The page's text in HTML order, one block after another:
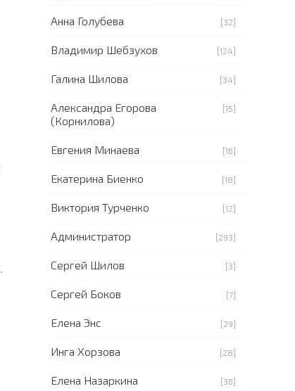
Анна Голубева [32]
Владимир Шебзухов [124]
Галина Шилова [34]
Александра Егорова
(Корнилова)
[15]
Евгения Минаева [16]
Екатерина Биенко [18]
Виктория Турченко [12]
Администратор [293]
Сергей Шилов [3]
Сергей Боков [7]
Елена Энс [29]
Инга Хорзова [28]
Елена Назаркина [36]